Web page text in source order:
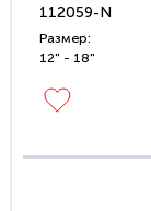
112059-N
Размер:
12" - 18"